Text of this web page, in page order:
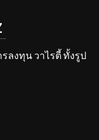
ลงทุน วาไรตี้ ทั้งรูป